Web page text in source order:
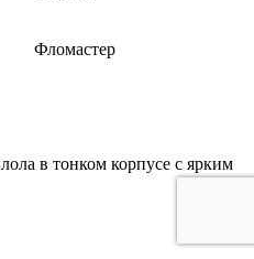
Фломастер
в тонком корпусе с ярким